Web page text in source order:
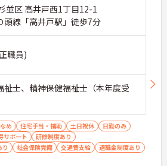
並区 高井戸西1丁目12-1
頭線「高井戸駅」徒歩7分
職員)
士、精神保健福祉士（本年度受
め 住宅手当・補助 土日祝休
日勤のみ
サポート
研修制度あり
社会保険完備 交通費支給 退職金制度あり